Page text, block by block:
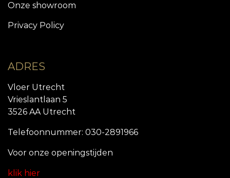
Onze showroom
Privacy Policy
ADRES
Vloer Utrecht
Vrieslantlaan 5
3526 AA Utrecht
Telefoonnummer: 030-2891966
Voor onze openingstijden
klik hier